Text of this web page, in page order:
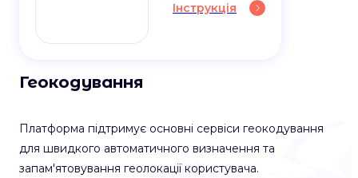
Інструкція
Геокодування
Платформа підтримує основні сервіси геокодування
для швидкого автоматичного визначення та
запам'ятовування геолокації користувача.